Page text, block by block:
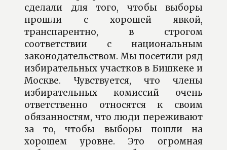
сделали для того, чтобы выборы
прошли с хорошей явкой,
транспарентно, в строгом
соответствии с национальным
законодательством. Мы посетили ряд
избирательных участков в Бишкеке и
Москве. Чувствуется, что члены
избирательных комиссий очень
ответственно относятся к своим
обязанностям, что люди переживают
за то, чтобы выборы пошли на
хорошем уровне. Это огромная